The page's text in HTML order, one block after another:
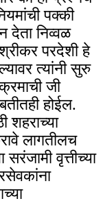
पक्की
निव्वळ
परदेशी हे
त्यांनी सुरु
जी
होईल.
शहराच्या
लागतीलच
वृत्तीच्या